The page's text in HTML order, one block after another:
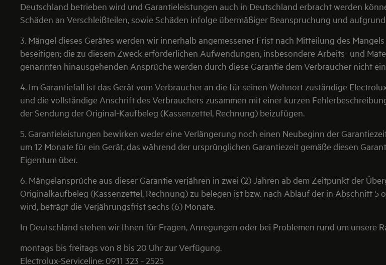
Deutschland betrieben wird und Garantieleistungen auch in Deutschland erbracht werden
Schäden an Verschleißteilen, sowie Schäden infolge übermäßiger Beanspruchung und
3. Mängel dieses Gerätes werden wir innerhalb angemessener Frist nach Mitteilung des
beseitigen; die zu diesem Zweck erforderlichen Aufwendungen, insbesondere Arbeits- und
genannten hinausgehenden Ansprüche werden durch diese Garantie dem Verbraucher nicht
4. Im Garantiefall ist das Gerät vom Verbraucher an die für seinen Wohnort zuständige
und die vollständige Anschrift des Verbrauchers zusammen mit einer kurzen
der Sendung der Original-Kaufbeleg (Kassenzettel, Rechnung) beizufügen.
5. Garantieleistungen bewirken weder eine Verlängerung noch einen Neubeginn der
um 12 Monate für ein Gerät, das während der ursprünglichen Garantiezeit gemäße diesen
Eigentum über.
6. Mängelansprüche aus dieser Garantie verjähren in zwei (2) Jahren ab dem Zeitpunkt der
Originalkaufbeleg (Kassenzettel, Rechnung) zu belegen ist bzw. nach Ablauf der in Abschnitt
wird, beträgt die Verjährungsfrist sechs (6) Monate.
In Deutschland stehen wir Ihnen für Fragen, Anregungen oder bei Problemen rund um unsere
montags bis freitags von 8 bis 20 Uhr zur Verfügung.
Electrolux-Serviceline: 0911 323 - 2525